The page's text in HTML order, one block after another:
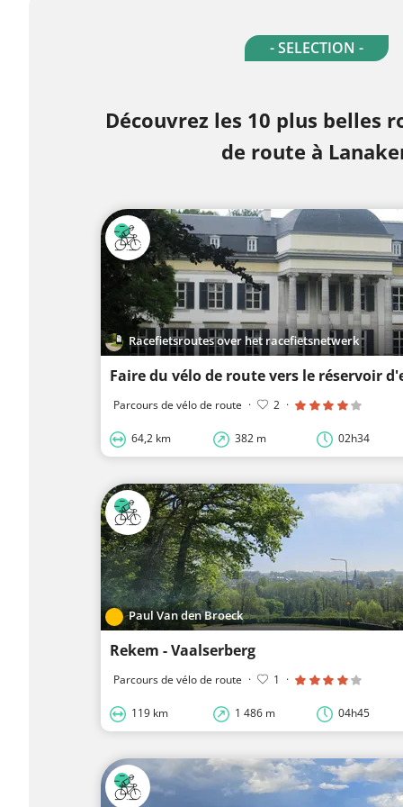
- SELECTION -
Découvrez les 10 plus belles
de route à
Racefietsroutes over het racefietsnetwerk
Faire du vélo de route vers le réservoir
Parcours de vélo de route · 2 ·
64,2 km 382 m 02h34
Paul Van den Broeck
Rekem - Vaalserberg
Parcours de vélo de route · 1 ·
119 km 1 486 m 04h45